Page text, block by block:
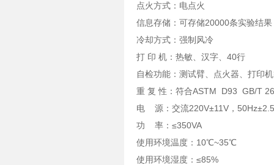
点火方式：电点火
信息存储：可存储20000条实验结果
冷却方式：强制风冷
打 印 机：热敏、汉字、40行
自检功能：测试臂、点火器、打印
重 复 性：符合ASTM D93 GB/T
电 源：交流220V±11V，
功 率：≤350VA
使用环境温度：10℃~35℃
使用环境湿度：≤85%